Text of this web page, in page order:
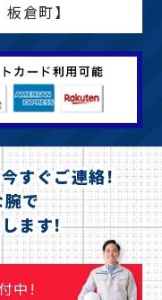
倉町】
すぐご連絡!
腕で
ます!
中!